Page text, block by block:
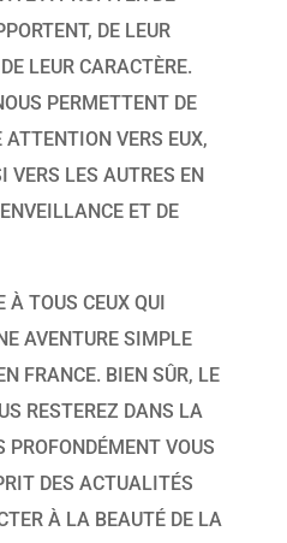
DE LEUR
LEUR CARACTÈRE.
PERMETTENT DE
ATTENTION VERS EUX,
VERS LES AUTRES EN
ET DE
À TOUS CEUX QUI
AVENTURE SIMPLE
FRANCE. BIEN SÛR, LE
RESTEREZ DANS LA
PROFONDÉMENT VOUS
DES ACTUALITÉS
À LA BEAUTÉ DE LA